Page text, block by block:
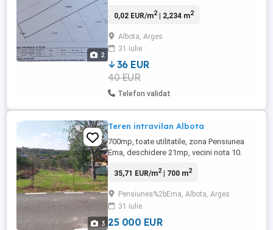
2
principala DN65.Terenul se afla la 200 m
limita
proprietății:apa,gaz,canal,electricitate.
0,02 EUR/m2| 2,234 m2
Albota, Arges
31 iulie
36 EUR
40 EUR
Telefon validat
3
Teren intravilan Albota
700mp, toate utilitatile, zona Pensiunea
Ema, deschidere 21mp, vecini nota 10.
45000 Eur 2100mp (tot) - 65000 Eur
35,71 EUR/m2| 700 m2
Pensiunea%2bEma, Albota, Arges
31 iulie
25 000 EUR